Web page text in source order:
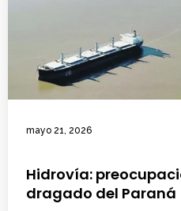
mayo 21, 2026
Hidrovía:
dragado del Paraná